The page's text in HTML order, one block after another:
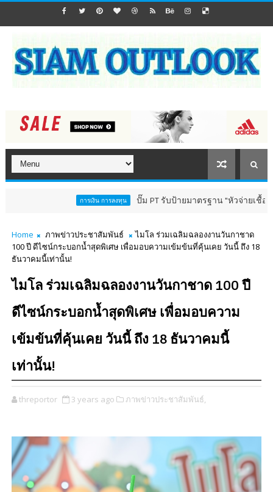
การเงิน การลงทุน ปั๊ม PT รับป้ายมาตรฐาน "หัวจ่ายเชื้อเพลิงสีทอ
Home ภาพข่าวประชาสัมพันธ์
ไมโล ร่วมเฉลิมฉลองงานวันกาชาด
100 ปี ดีไซน์กระบอกน้ำสุดพิเศษ เพื่อมอบความเข้มข้นที่คุ้นเคย วันนี้ ถึง 18
ธันวาคมนี้เท่านั้น!
ไมโล ร่วมเฉลิมฉลองงานวันกาชาด 100 ปี
ดีไซน์กระบอกน้ำสุดพิเศษ เพื่อมอบความ
เข้มข้นที่คุ้นเคย วันนี้ ถึง 18 ธันวาคมนี้
เท่านั้น!
threportor 3 years ago ภาพข่าวประชาสัมพันธ์,